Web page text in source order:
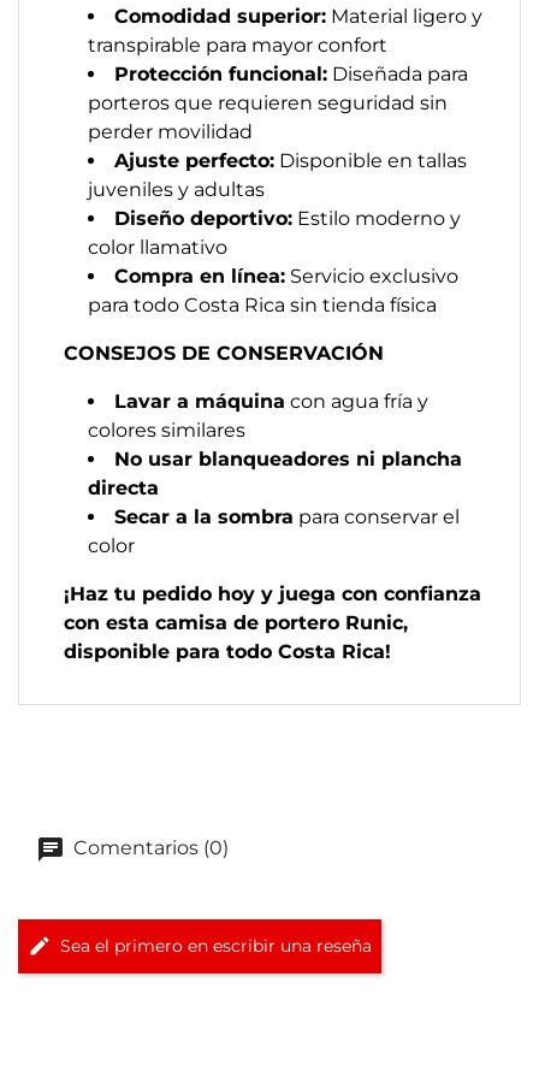
Comodidad superior: Material ligero y
transpirable para mayor confort
Protección funcional: Diseñada para
porteros que requieren seguridad sin
perder movilidad
Ajuste perfecto: Disponible en tallas
juveniles y adultas
Diseño deportivo: Estilo moderno y
color llamativo
Compra en línea: Servicio exclusivo
para todo Costa Rica sin tienda física
CONSEJOS DE CONSERVACIÓN
Lavar a máquina con agua fría y
colores similares
No usar blanqueadores ni plancha
directa
Secar a la sombra para conservar el
color
¡Haz tu pedido hoy y juega con confianza
con esta camisa de portero Runic,
disponible para todo Costa Rica!
Comentarios (0)
Sea el primero en escribir una reseña